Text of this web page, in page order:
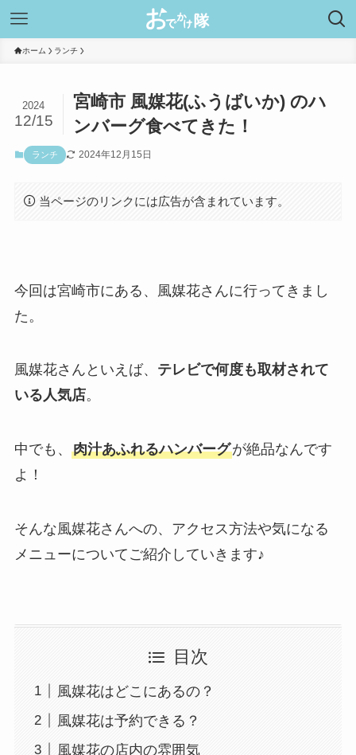
ホーム ランチ
宮崎市 風媒花(ふうばいか) のハ
ンバーグ食べてきた！
2024
12/15
ランチ 2024年12月15日
当ページのリンクには広告が含まれています。
今回は宮崎市にある、風媒花さんに行ってきまし
た。
風媒花さんといえば、 テレビで何度も取材されて
いる人気店。
中でも、 肉汁あふれるハンバーグが絶品なんです
よ！
そんな風媒花さんへの、アクセス方法や気になる
メニューについてご紹介していきます♪
目次
風媒花はどこにあるの？
風媒花は予約できる？
風媒花の店内の雰囲気